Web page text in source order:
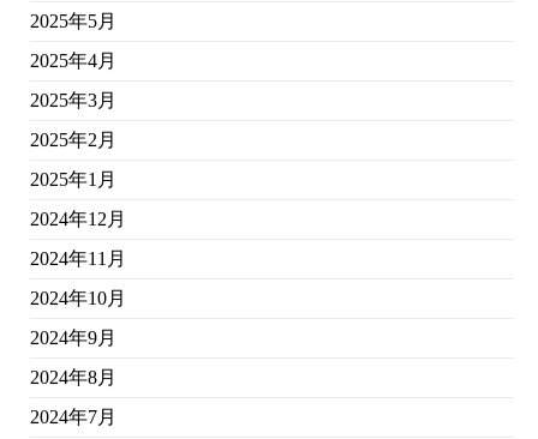
2025年5月
2025年4月
2025年3月
2025年2月
2025年1月
2024年12月
2024年11月
2024年10月
2024年9月
2024年8月
2024年7月